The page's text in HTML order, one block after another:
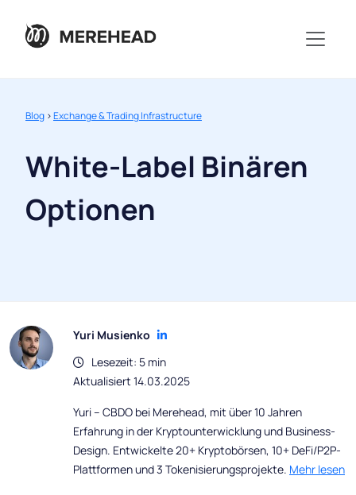
Blog >Exchange & Trading Infrastructure
White-Label Binären
Optionen
Yuri Musienko
Lesezeit: 5 min
Aktualisiert 14.03.2025
Yuri – CBDO bei Merehead, mit über 10 Jahren
Erfahrung in der Kryptounterwicklung und Business-
Design. Entwickelte 20+ Kryptobörsen, 10+ DeFi/P2P-
Plattformen und 3 Tokenisierungsprojekte. Mehr lesen